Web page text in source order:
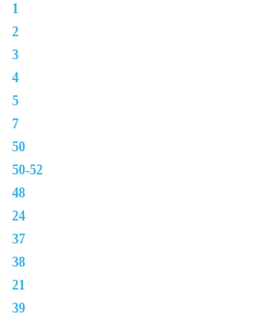
1
2
3
4
5
7
50
50-52
48
24
37
38
21
39